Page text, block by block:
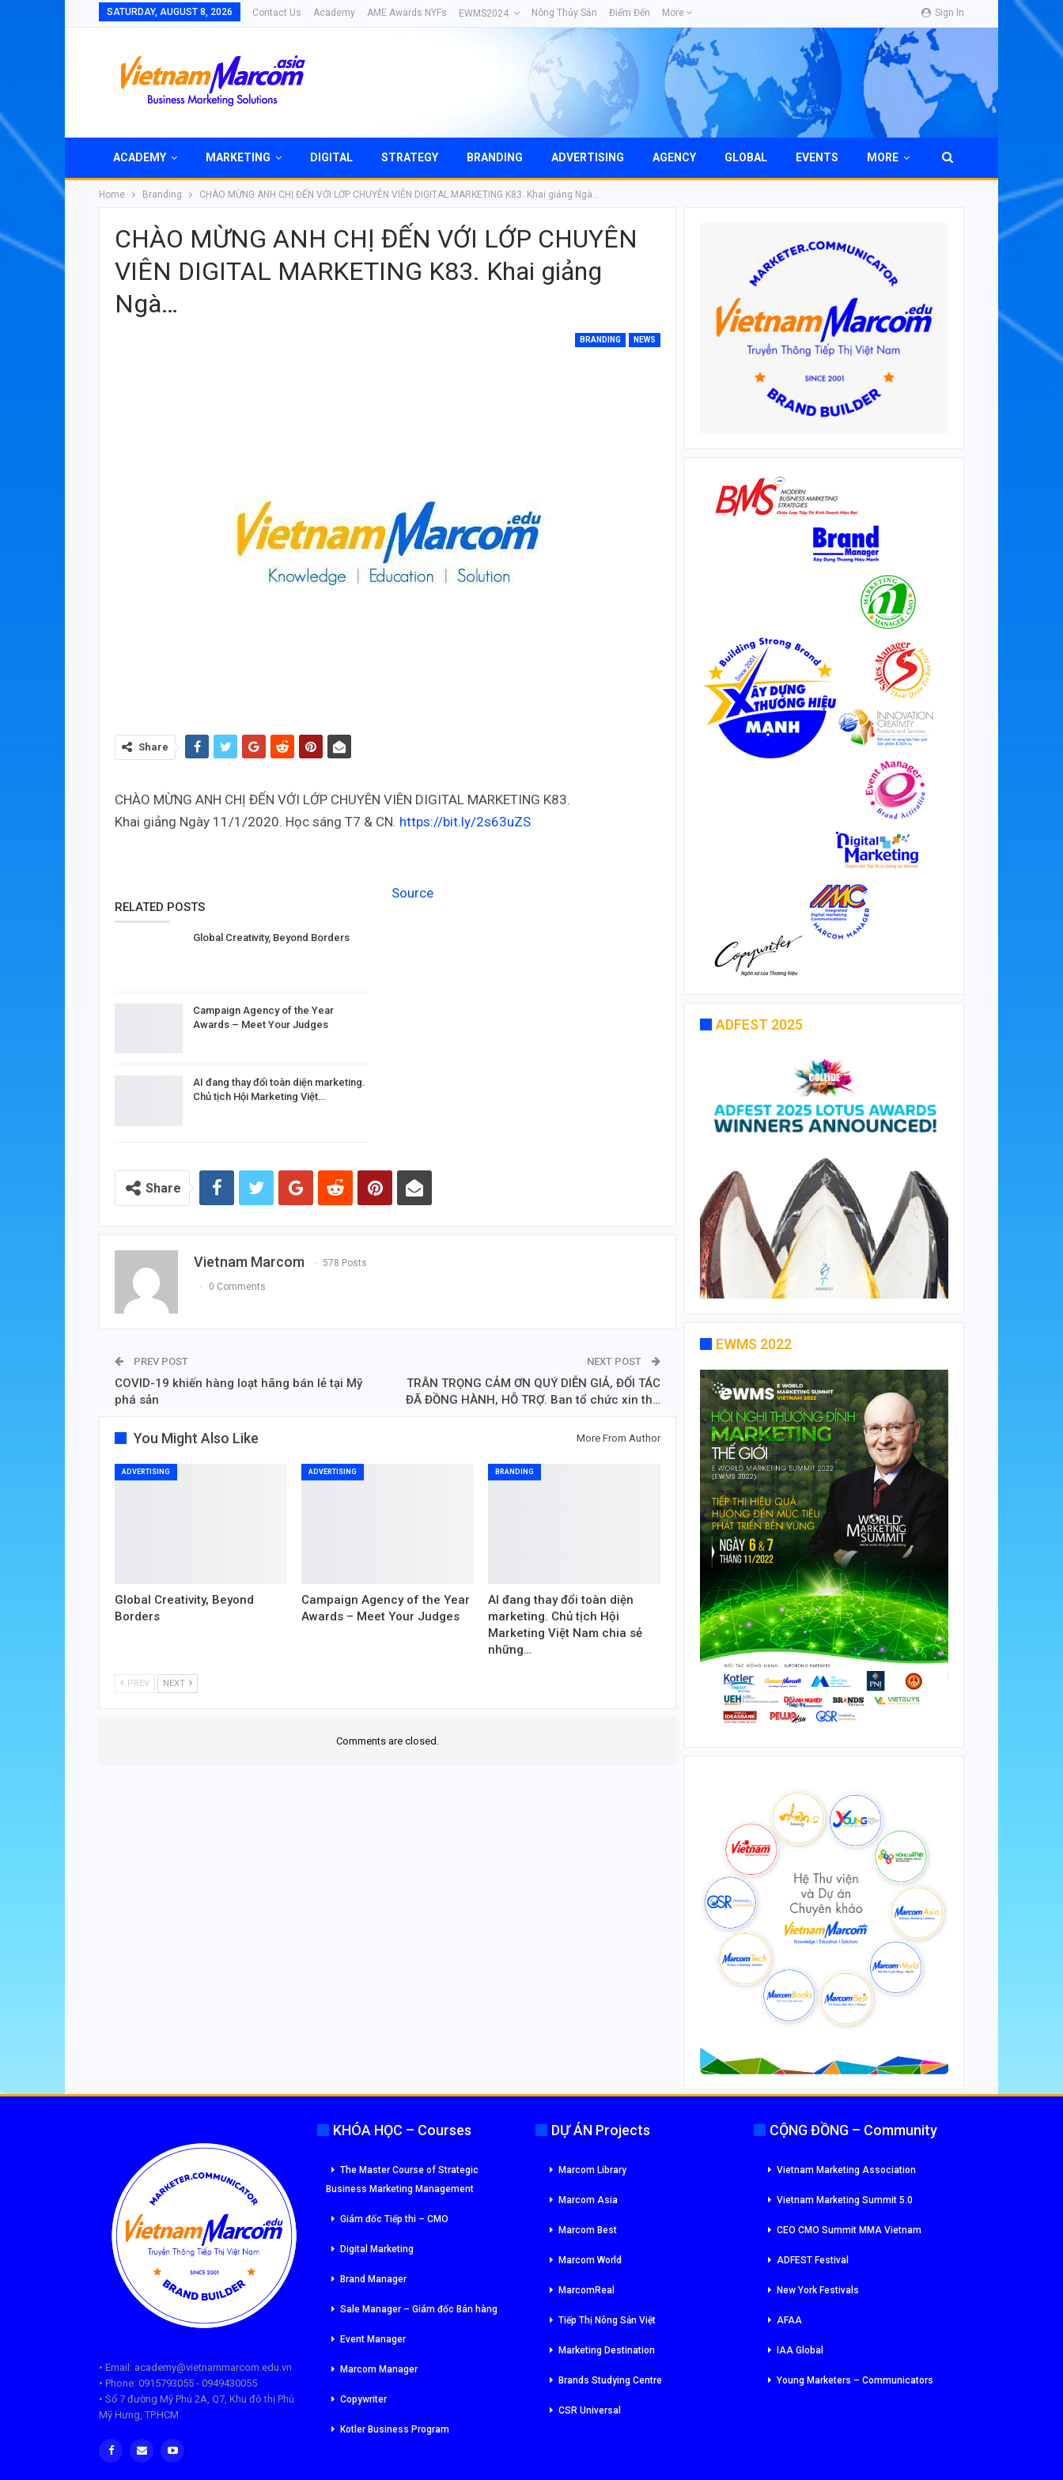
Sign In
SATURDAY, AUGUST 8, 2026 Contact Us Academy AME Awards NYFs EWMS2024 Nông Thủy Sản Điểm Đến More
ACADEMY MARKETING DIGITAL STRATEGY BRANDING ADVERTISING AGENCY GLOBAL EVENTS MORE
Home Branding CHÀO MỪNG ANH CHỊ ĐẾN VỚI LỚP CHUYÊN VIÊN DIGITAL MARKETING K83. Khai giảng Ngà…
CHÀO MỪNG ANH CHỊ ĐẾN VỚI LỚP CHUYÊN
VIÊN DIGITAL MARKETING K83. Khai giảng
Ngà…
BRANDING NEWS
Share
CHÀO MỪNG ANH CHỊ ĐẾN VỚI LỚP CHUYÊN VIÊN DIGITAL MARKETING K83.
Khai giảng Ngày 11/1/2020. Học sáng T7 & CN. https://bit.ly/2s63uZS
RELATED POSTS
Global Creativity, Beyond Borders
Campaign Agency of the Year
Awards – Meet Your Judges
AI đang thay đổi toàn diện marketing.
Chủ tịch Hội Marketing Việt…
Source
Share
Vietnam Marcom 578 Posts
0 Comments
PREV POST
COVID-19 khiến hàng loạt hãng bán lẻ tại Mỹ
phá sản
NEXT POST
TRÂN TRỌNG CẢM ƠN QUÝ DIỄN GIẢ, ĐỐI TÁC
ĐÃ ĐỒNG HÀNH, HỖ TRỢ. Ban tổ chức xin th…
You Might Also Like More From Author
ADVERTISING
Global Creativity, Beyond
Borders
ADVERTISING
Campaign Agency of the Year
Awards – Meet Your Judges
BRANDING
AI đang thay đổi toàn diện
marketing. Chủ tịch Hội
Marketing Việt Nam chia sẻ
những…
PREV NEXT
Comments are closed.
ADFEST 2025
EWMS 2022
• Email: academy@vietnammarcom.edu.vn
• Phone: 0915793055 - 0949430055
• Số 7 đường Mỹ Phú 2A, Q7, Khu đô thị Phú
Mỹ Hưng, TP.HCM
KHÓA HỌC – Courses
The Master Course of Strategic
Business Marketing Management
Giám đốc Tiếp thi – CMO
Digital Marketing
Brand Manager
Sale Manager – Giám đốc Bán hàng
Event Manager
Marcom Manager
Copywriter
Kotler Business Program
DỰ ÁN Projects
Marcom Library
Marcom Asia
Marcom Best
Marcom World
MarcomReal
Tiếp Thị Nông Sản Việt
Marketing Destination
Brands Studying Centre
CSR Universal
CỘNG ĐỒNG – Community
Vietnam Marketing Association
Vietnam Marketing Summit 5.0
CEO CMO Summit MMA Vietnam
ADFEST Festival
New York Festivals
AFAA
IAA Global
Young Marketers – Communicators